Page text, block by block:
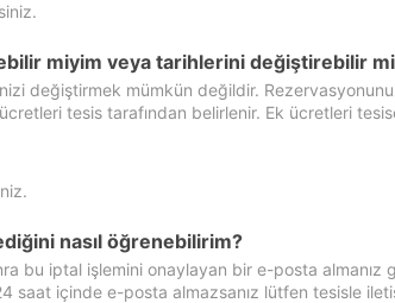
miyim veya tarihlerini değiştirebilir
değiştirmek mümkün değildir.
tesis tarafından belirlenir. Ek ücretleri
nasıl öğrenebilirim?
bu iptal işlemini onaylayan bir e-posta almanız
saat içinde e-posta almazsanız lütfen tesisle